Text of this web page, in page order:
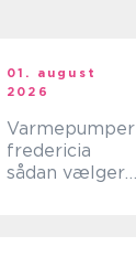
01. august
2026
Varmepumper
fredericia
sådan vælger